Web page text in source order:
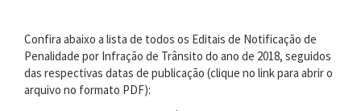
Confira abaixo a lista de todos os Editais de Notificação de
Penalidade por Infração de Trânsito do ano de 2018, seguidos
das respectivas datas de publicação (clique no link para abrir o
arquivo no formato PDF):